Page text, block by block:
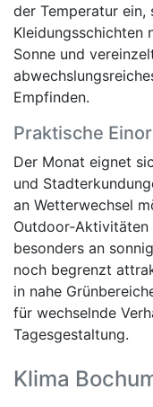
der Temperatur ein,
Kleidungsschichten
Sonne und
Empfinden.
Praktische
Der Monat eignet
und
an Wetterwechsel
besonders an
noch begrenzt
in nahe
für wechselnde
Tagesgestaltung.
Klima